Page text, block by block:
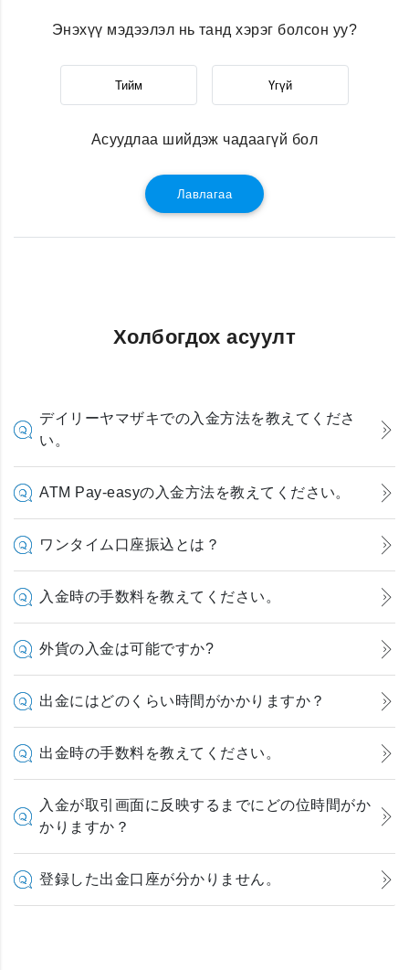
Энэхүү мэдээлэл нь танд хэрэг болсон уу?
Тийм Үгүй
Асуудлаа шийдэж чадаагүй бол
Лавлагаа
Холбогдох асуулт
デイリーヤマザキでの入金方法を教えてくださ
い。
ATM Pay-easyの入金方法を教えてください。
ワンタイム口座振込とは？
入金時の手数料を教えてください。
外貨の入金は可能ですか?
出金にはどのくらい時間がかかりますか？
出金時の手数料を教えてください。
入金が取引画面に反映するまでにどの位時間がか
かりますか？
登録した出金口座が分かりません。